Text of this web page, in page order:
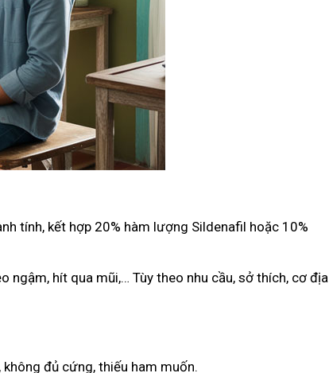
tính, kết hợp 20% hàm lượng Sildenafil hoặc 10%
ngậm, hít qua mũi,… Tùy theo nhu cầu, sở thích, cơ địa
đủ cứng, thiếu ham muốn.